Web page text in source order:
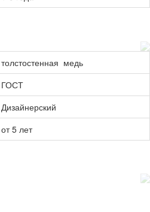
толстостенная медь
ГОСТ
Дизайнерский
от 5 лет